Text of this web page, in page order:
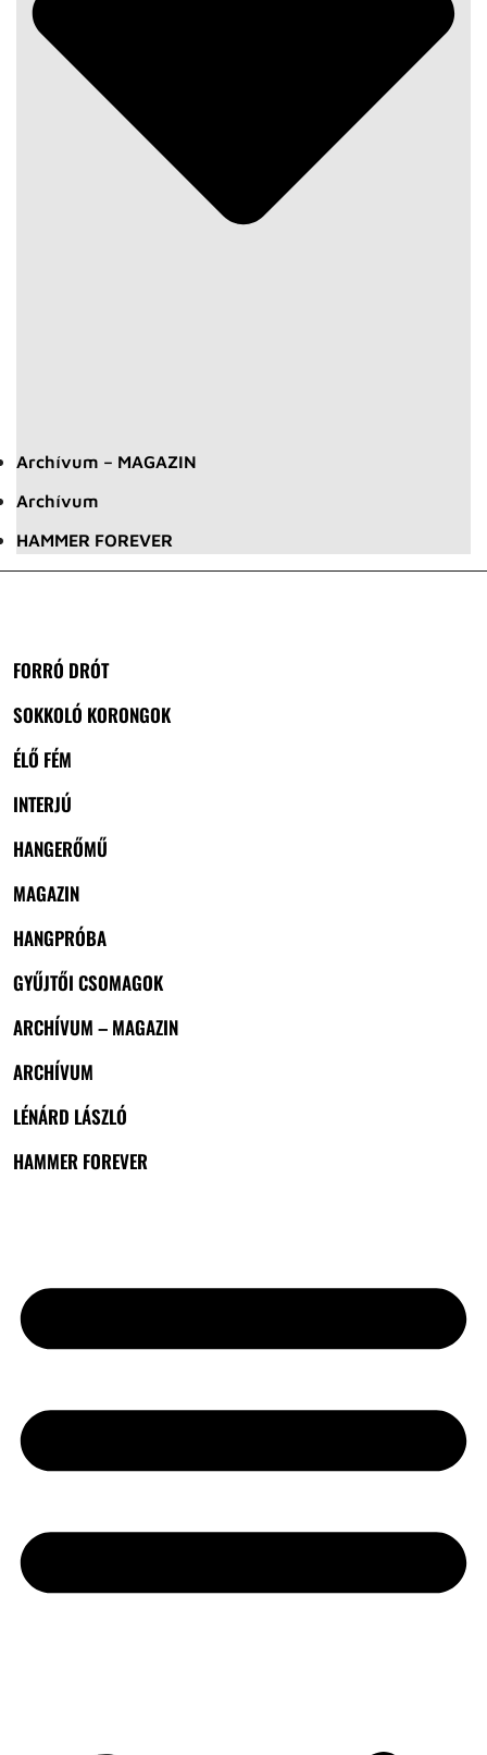
Archívum – MAGAZIN
Archívum
HAMMER FOREVER
FORRÓ DRÓT
SOKKOLÓ KORONGOK
ÉLŐ FÉM
INTERJÚ
HANGERŐMŰ
MAGAZIN
HANGPRÓBA
GYŰJTŐI CSOMAGOK
ARCHÍVUM – MAGAZIN
ARCHÍVUM
LÉNÁRD LÁSZLÓ
HAMMER FOREVER